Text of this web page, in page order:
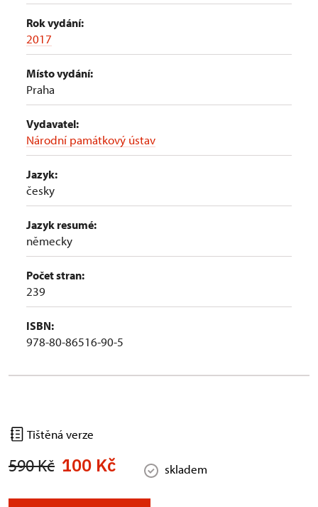
Rok vydání:
2017
Místo vydání:
Praha
Vydavatel:
Národní památkový ústav
Jazyk:
česky
Jazyk resumé:
německy
Počet stran:
239
ISBN:
978-80-86516-90-5
Tištěná verze
590 Kč 100 Kč skladem